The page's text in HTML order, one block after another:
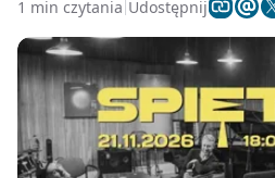
1 min czytania Udostępnij